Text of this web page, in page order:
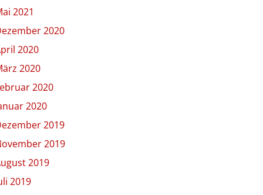
2021
2020
2020
2020
2020
2020
2019
2019
2019
2019